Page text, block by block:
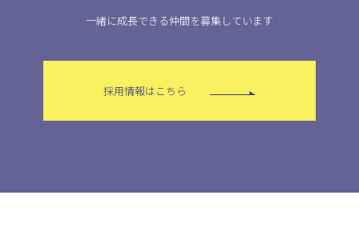
一緒に成長できる仲間を募集しています
採用情報はこちら